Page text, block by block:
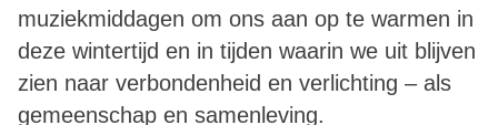
muziekmiddagen om ons aan op te warmen in
deze wintertijd en in tijden waarin we uit blijven
zien naar verbondenheid en verlichting – als
gemeenschap en samenleving.